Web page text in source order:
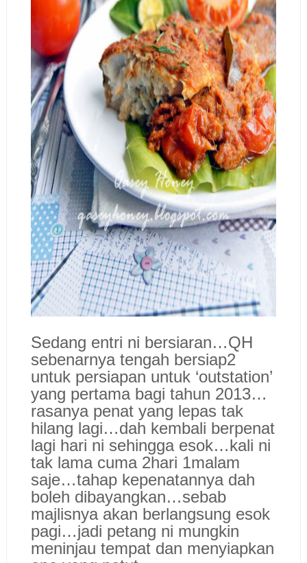
Sedang entri ni bersiaran…QH
sebenarnya tengah bersiap2
untuk persiapan untuk ‘outstation’
yang pertama bagi tahun 2013…
rasanya penat yang lepas tak
hilang lagi…dah kembali berpenat
lagi hari ni sehingga esok…kali ni
tak lama cuma 2hari 1malam
saje…tahap kepenatannya dah
boleh dibayangkan…sebab
majlisnya akan berlangsung esok
pagi…jadi petang ni mungkin
meninjau tempat dan menyiapkan